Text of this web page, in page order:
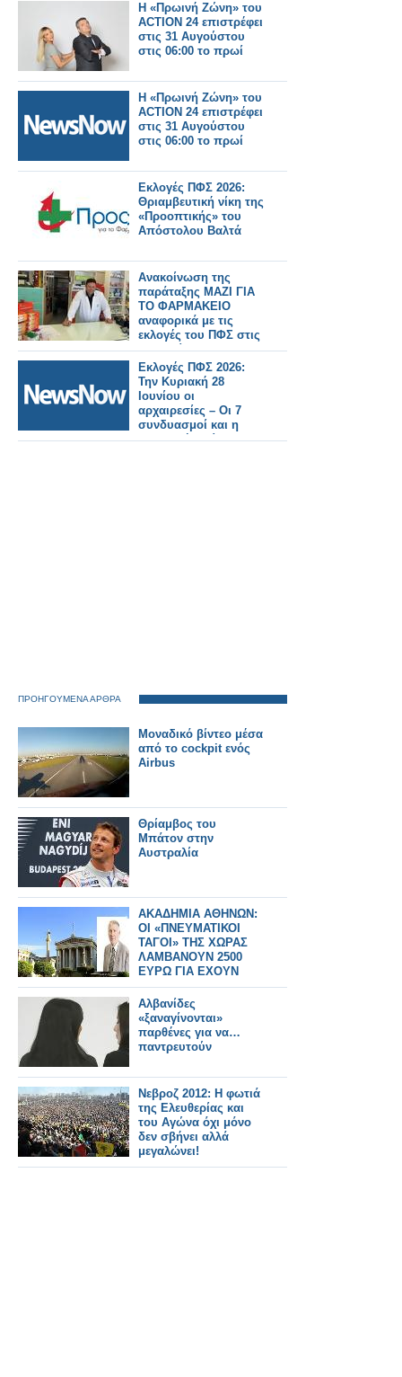
Η «Πρωινή Ζώνη» του
ACTION 24 επιστρέφει
στις 31 Αυγούστου
στις 06:00 το πρωί
Η «Πρωινή Ζώνη» του
ACTION 24 επιστρέφει
στις 31 Αυγούστου
στις 06:00 το πρωί
Εκλογές ΠΦΣ 2026:
Θριαμβευτική νίκη της
«Προοπτικής» του
Απόστολου Βαλτά
Ανακοίνωση της
παράταξης ΜΑΖΙ ΓΙΑ
ΤΟ ΦΑΡΜΑΚΕΙΟ
αναφορικά με τις
εκλογές του ΠΦΣ στις
28 Ιουνίου 2026
Εκλογές ΠΦΣ 2026:
Την Κυριακή 28
Ιουνίου οι
αρχαιρεσίες – Οι 7
συνδυασμοί και η
σημερινή διοίκηση
ΠΡΟΗΓΟΥΜΕΝΑ ΑΡΘΡΑ
Μοναδικό βίντεο μέσα
από το cockpit ενός
Airbus
Θρίαμβος του
Μπάτον στην
Αυστραλία
ΑΚΑΔΗΜΙΑ ΑΘΗΝΩΝ:
ΟΙ «ΠΝΕΥΜΑΤΙΚΟΙ
ΤΑΓΟΙ» ΤΗΣ ΧΩΡΑΣ
ΛΑΜΒΑΝΟΥΝ 2500
ΕΥΡΩ ΓΙΑ ΕΧΟΥΝ
ΤΟΝ ΤΙΤΛΟ ΤΟΥ
ΑΚΑΔΗΜΑΪΚΟΥ
Αλβανίδες
«ξαναγίνονται»
παρθένες για να…
παντρευτούν
Νεβροζ 2012: Η φωτιά
της Ελευθερίας και
του Αγώνα όχι μόνο
δεν σβήνει αλλά
μεγαλώνει!